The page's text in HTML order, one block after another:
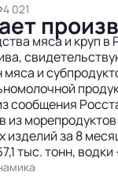
4 021
мяса и круп в
мяса и
сообщения
из
изделий за 8
тыс. тонн,